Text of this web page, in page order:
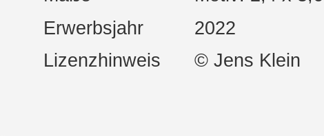
Erwerbsjahr
2022
Lizenzhinweis
© Jens Klein